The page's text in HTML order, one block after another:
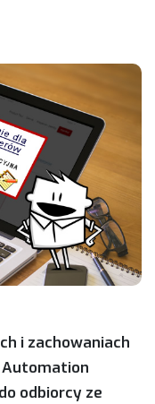
i zachowaniach
odbiorcy ze